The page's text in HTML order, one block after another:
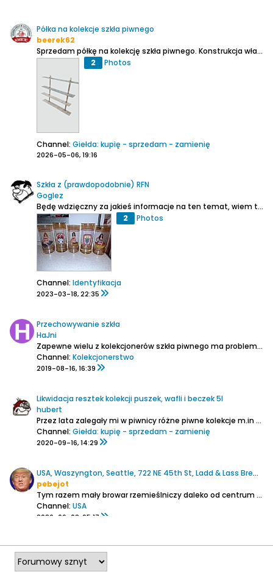
Półka na kolekcje szkła piwnego
beerek62
Sprzedam półkę na kolekcję szkła piwnego. Konstrukcja własna - stal nierdzewna i szkło. Półki szklane 90x12 cm. Grubość szyby 5 mm. Odległość między półkami 20, 21 i 24 cm. Wysokość całości 80 cm. Cena 100 zł. Możliwy odbiór 16.05.2026 na giełdzie w Tychach. Ew. kontakt na priv. lub
2 Photos
Channel: Giełda: kupię - sprzedam - zamienię
2026-05-06, 19:16
Szkła z (prawdopodobnie) RFN
Goglez
Będę wdzięczny za jakieś informacje na ten temat, wiem tylko tyle, że mój ojciec je dostał kiedyś, nie wiem kiedy, prawdopodobnie od rodziny z RFN, być może w latach 80, on już nie żyje i nic więcej się nie dowiem. Nie wiem czy to coś rzadkiego czy nie, nawet nie mam pewności czy są...
2 Photos
Channel: Identyfikacja
2023-03-18, 22:35
Przechowywanie szkła
HaJni
Zapewne wielu z kolekcjonerów szkła piwnego ma problem, gdzie przechowywać nadwyżkę szkła, duble. U mnie również doszło do tego, że nadwyżkę i podwójne egzemplarze, na prośbę...
Channel: Kolekcjonerstwo
2019-08-16, 16:39
Likwidacja resztek kolekcji puszek, wafli i beczek 5l
hubert
Przez lata zalegały mi w piwnicy różne piwne kolekcje m.in wafli, puszek i pięcio litrowych beczek od piwa Tyskie. Obecnie jestem zmuszony sprzedać część z tej kolekcji dlatego też poszczeglne przedmioty wystawiłem w jednym z serwisów za symboliczne kwoty. Nie jest to jednak problemem, bo...
Channel: Giełda: kupię - sprzedam - zamienię
2020-09-16, 14:29
USA, Waszyngton, Seattle, 722 NE 45th St, Ladd & Lass Brewing
pebejot
Tym razem mały browar rzemieślniczy daleko od centrum miasta.
Channel: USA
2026-06-02, 05:17